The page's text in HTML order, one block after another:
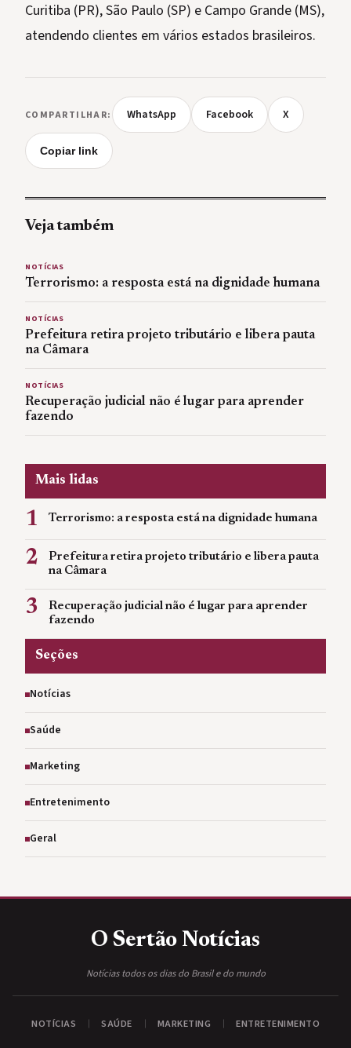
Curitiba (PR), São Paulo (SP) e Campo Grande (MS),
atendendo clientes em vários estados brasileiros.
COMPARTILHAR: WhatsApp Facebook X
Copiar link
Veja também
NOTÍCIAS
Terrorismo: a resposta está na dignidade humana
NOTÍCIAS
Prefeitura retira projeto tributário e libera pauta
na Câmara
NOTÍCIAS
Recuperação judicial não é lugar para aprender
fazendo
Mais lidas
1 Terrorismo: a resposta está na dignidade humana
2
Prefeitura retira projeto tributário e libera pauta
na Câmara
3
Recuperação judicial não é lugar para aprender
fazendo
Seções
Notícias
Saúde
Marketing
Entretenimento
Geral
O Sertão Notícias
Notícias todos os dias do Brasil e do mundo
NOTÍCIAS SAÚDE MARKETING ENTRETENIMENTO